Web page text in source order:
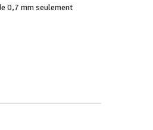
0,7 mm seulement